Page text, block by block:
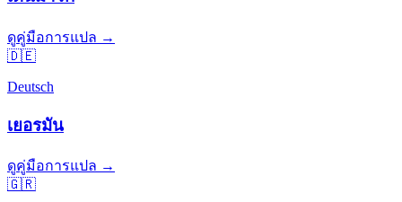
ดูคู่มือการแปล →
🇩🇪
Deutsch
เยอรมัน
ดูคู่มือการแปล →
🇬🇷